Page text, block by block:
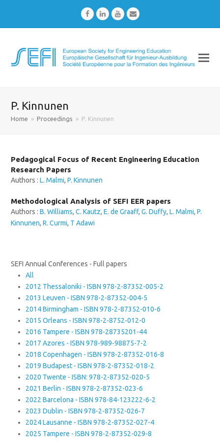
FacebookLinkedInYoutubeEmail
P. Kinnunen
Home » Proceedings » P. Kinnunen
Pedagogical Focus of Recent Engineering Education
Research Papers
Authors :L. Malmi,P. Kinnunen
Methodological Analysis of SEFI EER papers
Authors :B. Williams,C. Kautz,E. de Graaff,G. Duffy,L. Malmi,P.
Kinnunen,R. Curmi, T Adawi
SEFI Annual Conferences - Full papers
All
2012 Thessaloniki - ISBN 978-2-87352-005-2
2013 Leuven - ISBN 978-2-87352-004-5
2014 Birmingham - ISBN 978-2-87352-010-6
2015 Orleans - ISBN 978-2-8752-012-0
2016 Tampere - ISBN 978-28735201-44
2017 Azores - ISBN 978-989-98875-7-2
2018 Copenhagen - ISBN 978-2-87352-016-8
2019 Budapest - ISBN 978-2-87352-018-2
2020 Twente - ISBN: 978-2-87352-020-5
2021 Berlin - ISBN 978-2-87352-023-6
2022 Barcelona - ISBN 978-84-123222-6-2
2023 Dublin - ISBN 978-2-87352-026-7
2024 Lausanne - ISBN 978-2-87352-027-4
2025 Tampere - ISBN 978-2-87352-029-8